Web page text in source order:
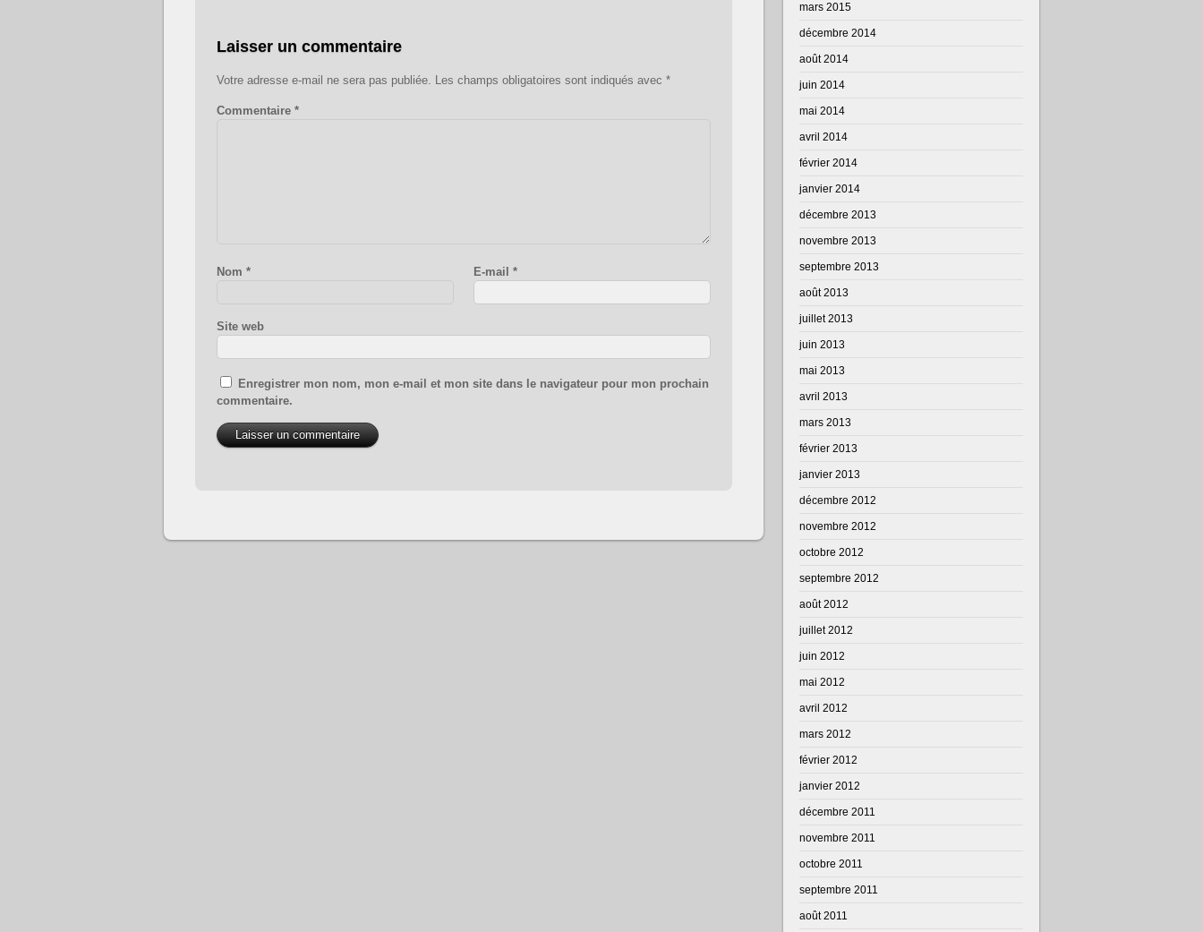
Laisser un commentaire
Votre adresse e-mail ne sera pas publiée. Les champs obligatoires sont indiqués avec *
Commentaire *
Nom * E-mail*
Site web
Enregistrer mon nom, mon e-mail et mon site dans le navigateur pour mon prochain
commentaire.
mars 2015
décembre 2014
août 2014
juin 2014
mai 2014
avril 2014
février 2014
janvier 2014
décembre 2013
novembre 2013
septembre 2013
août 2013
juillet 2013
juin 2013
mai 2013
avril 2013
mars 2013
février 2013
janvier 2013
décembre 2012
novembre 2012
octobre 2012
septembre 2012
août 2012
juillet 2012
juin 2012
mai 2012
avril 2012
mars 2012
février 2012
janvier 2012
décembre 2011
novembre 2011
octobre 2011
septembre 2011
août 2011